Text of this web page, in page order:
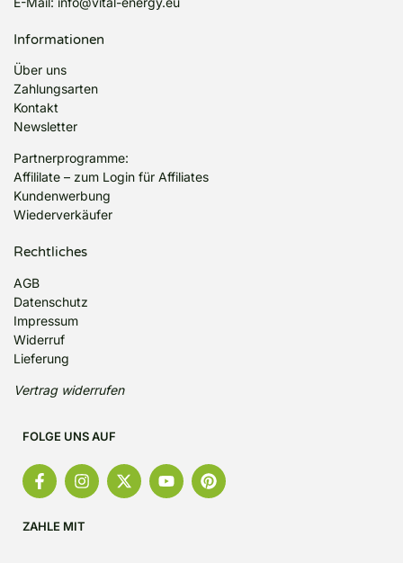
Informationen
Über uns
Zahlungsarten
Kontakt
Newsletter
Partnerprogramme:
Affililate – zum Login für Affiliates
Kundenwerbung
Wiederverkäufer
Rechtliches
AGB
Datenschutz
Impressum
Widerruf
Lieferung
Vertrag widerrufen
FOLGE UNS AUF
ZAHLE MIT